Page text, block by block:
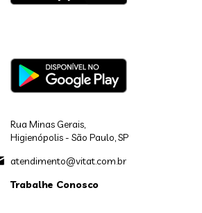
Rua Minas Gerais,
Higienópolis - São Paulo, SP
atendimento@vitat.com.br
Trabalhe Conosco